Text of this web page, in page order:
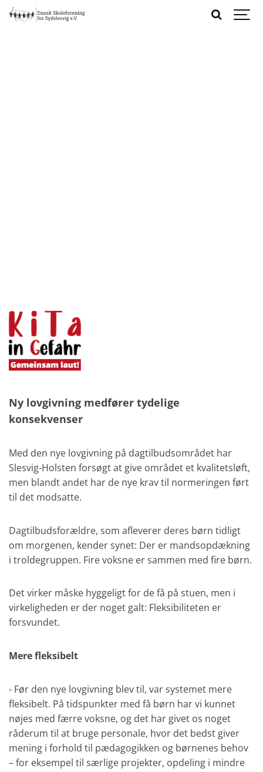
Ny lovgivning medfører tydelige
konsekvenser
Med den nye lovgivning på dagtilbudsområdet har
Slesvig-Holsten forsøgt at give området et kvalitetsløft,
men blandt andet har de nye krav til normeringen ført
til det modsatte.
Dagtilbudsforældre, som afleverer deres børn tidligt
om morgenen, kender synet: Der er mandsopdækning
i troldegruppen. Fire voksne er sammen med fire børn.
Det virker måske hyggeligt for de få på stuen, men i
virkeligheden er der noget galt: Fleksibiliteten er
forsvundet.
Mere fleksibelt
- Før den nye lovgivning blev til, var systemet mere
fleksibelt. På tidspunkter med få børn har vi kunnet
nøjes med færre voksne, og det har givet os noget
råderum til at bruge personale, hvor det bedst giver
mening i forhold til pædagogikken og børnenes behov
– for eksempel til særlige projekter, opdeling i mindre